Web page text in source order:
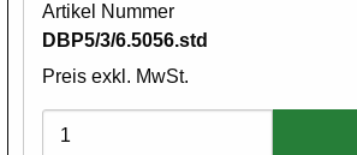
Artikel Nummer
DBP5/3/6.5056.std
Preis exkl. MwSt.
Varianten